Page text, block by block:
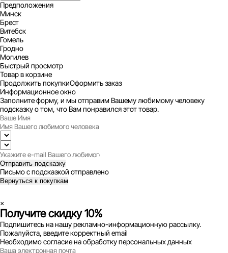
Предположения
Минск
Брест
Витебск
Гомель
Гродно
Могилев
Быстрый просмотр
Товар в корзине
Продолжить покупкиОформить заказ
Информационное окно
Заполните форму, и мы отправим Вашему любимому человеку
подсказку о том, что Вам понравился этот товар.
Отправить подсказку
Письмо с подсказкой отправлено
Вернуться к покупкам
×
Получите скидку 10%
Подпишитесь на нашу рекламно-информационную рассылку.
Пожалуйста, введите корректный email
Необходимо согласие на обработку персональных данных